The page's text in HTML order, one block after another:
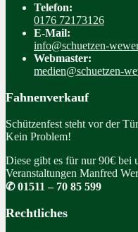
Telefon:
0176 72173126
E-Mail:
info@schuetzen-
Webmaster:
medien@schuetzen-
Fahnenverkauf
Schützenfest steht vor der
Kein Problem!
Diese gibt es für nur 90€ bei
Veranstaltungen Manfred
✆ 01511 – 70 85 599
Rechtliches